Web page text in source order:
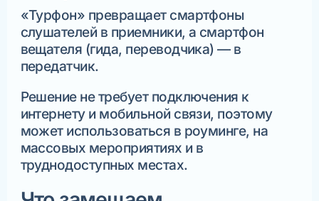
«Турфон» превращает смартфоны
слушателей в приемники, а смартфон
вещателя (гида, переводчика) — в
передатчик.
Решение не требует подключения к
интернету и мобильной связи, поэтому
может использоваться в роуминге, на
массовых мероприятиях и в
труднодоступных местах.